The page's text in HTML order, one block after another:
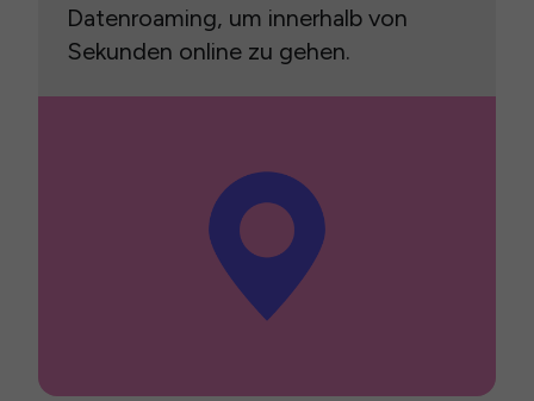
Datenroaming, um innerhalb von
Sekunden online zu gehen.